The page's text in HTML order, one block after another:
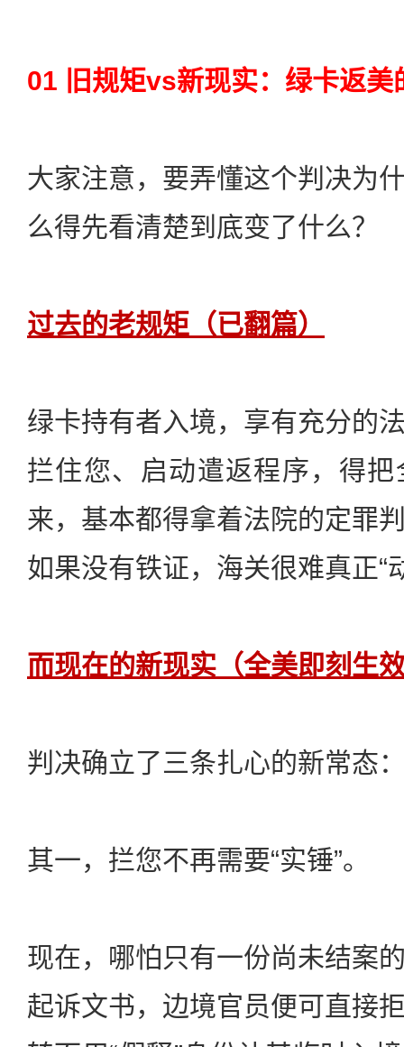
01 旧规矩vs新现实：绿卡返美
大家注意，要弄懂这个判决为
么得先看清楚到底变了什么？
过去的老规矩（已翻篇）
绿卡持有者入境，享有充分的
拦住您、启动遣返程序，得
来，基本都得拿着法院的定罪
如果没有铁证，海关很难真正“
而现在的新现实（全美即刻生
判决确立了三条扎心的新常态
其一，拦您不再需要“实锤”。
现在，哪怕只有一份尚未结案
起诉文书，边境官员便可直接